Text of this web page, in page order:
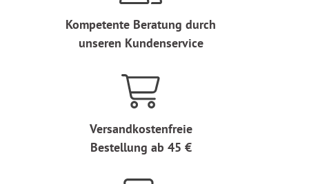
Kompetente Beratung durch
unseren Kundenservice
Versandkostenfreie
Bestellung ab 45 €